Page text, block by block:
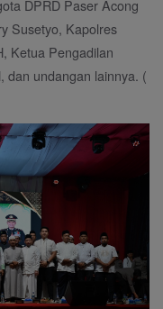
DPRD Paser Acong
Susetyo, Kapolres
Ketua Pengadilan
dan undangan lainnya. (